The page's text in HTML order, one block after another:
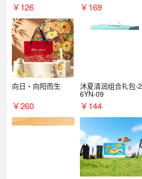
￥126 ￥169
向日・向阳而生
￥260
沐夏清润组合礼包-2
6YN-09
￥144